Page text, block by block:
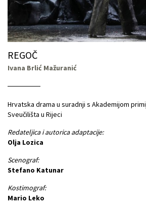
REGOČ
Ivana Brlić Mažuranić
Hrvatska drama u suradnji s Akademijom
Sveučilišta u Rijeci
Redateljica i autorica adaptacije:
Olja Lozica
Scenograf:
Stefano Katunar
Kostimograf:
Mario Leko